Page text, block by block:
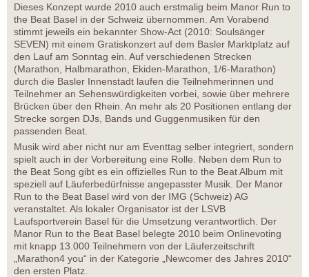
Dieses Konzept wurde 2010 auch erstmalig beim Manor Run to
the Beat Basel in der Schweiz übernommen. Am Vorabend
stimmt jeweils ein bekannter Show-Act (2010: Soulsänger
SEVEN) mit einem Gratiskonzert auf dem Basler Marktplatz auf
den Lauf am Sonntag ein. Auf verschiedenen Strecken
(Marathon, Halbmarathon, Ekiden-Marathon, 1/6-Marathon)
durch die Basler Innenstadt laufen die Teilnehmerinnen und
Teilnehmer an Sehenswürdigkeiten vorbei, sowie über mehrere
Brücken über den Rhein. An mehr als 20 Positionen entlang der
Strecke sorgen DJs, Bands und Guggenmusiken für den
passenden Beat.
Musik wird aber nicht nur am Eventtag selber integriert, sondern
spielt auch in der Vorbereitung eine Rolle. Neben dem Run to
the Beat Song gibt es ein offizielles Run to the Beat Album mit
speziell auf Läuferbedürfnisse angepasster Musik. Der Manor
Run to the Beat Basel wird von der IMG (Schweiz) AG
veranstaltet. Als lokaler Organisator ist der LSVB
Laufsportverein Basel für die Umsetzung verantwortlich. Der
Manor Run to the Beat Basel belegte 2010 beim Onlinevoting
mit knapp 13.000 Teilnehmern von der Läuferzeitschrift
„Marathon4 you“ in der Kategorie „Newcomer des Jahres 2010“
den ersten Platz.